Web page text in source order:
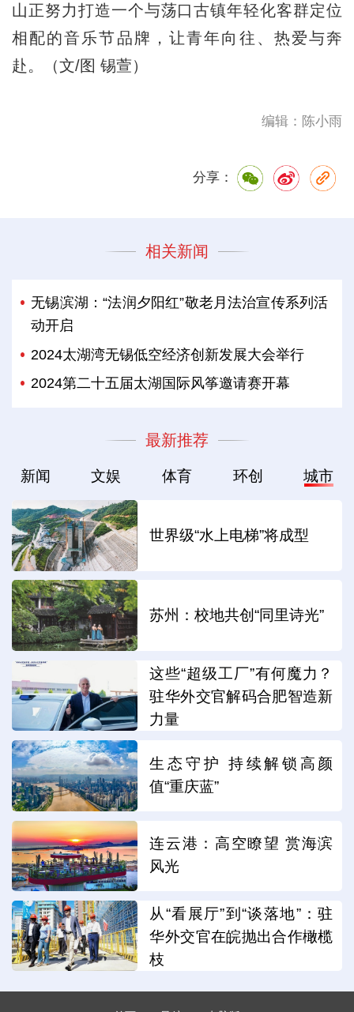
山正努力打造一个与荡口古镇年轻化客群定位
相配的音乐节品牌，让青年向往、热爱与奔
赴。（文/图 锡萱）
编辑：陈小雨
分享：
相关新闻
无锡滨湖：“法润夕阳红”敬老月法治宣传系列活
动开启
2024太湖湾无锡低空经济创新发展大会举行
2024第二十五届太湖国际风筝邀请赛开幕
最新推荐
新闻 文娱 体育 环创 城市
世界级“水上电梯”将成型
苏州：校地共创“同里诗光”
这些“超级工厂”有何魔力？
驻华外交官解码合肥智造新
力量
生态守护 持续解锁高颜
值“重庆蓝”
连云港：高空瞭望 赏海滨
风光
从“看展厅”到“谈落地”：驻
华外交官在皖抛出合作橄榄
枝